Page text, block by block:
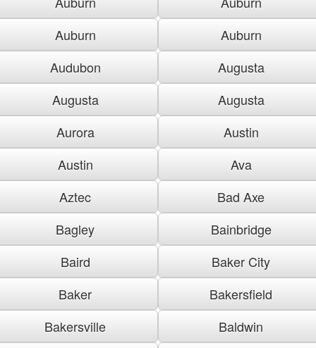
Auburn
Auburn
Audubon
Augusta
Augusta
Augusta
Aurora
Austin
Austin
Ava
Aztec
Bad Axe
Bagley
Bainbridge
Baird
Baker City
Baker
Bakersfield
Bakersville
Baldwin